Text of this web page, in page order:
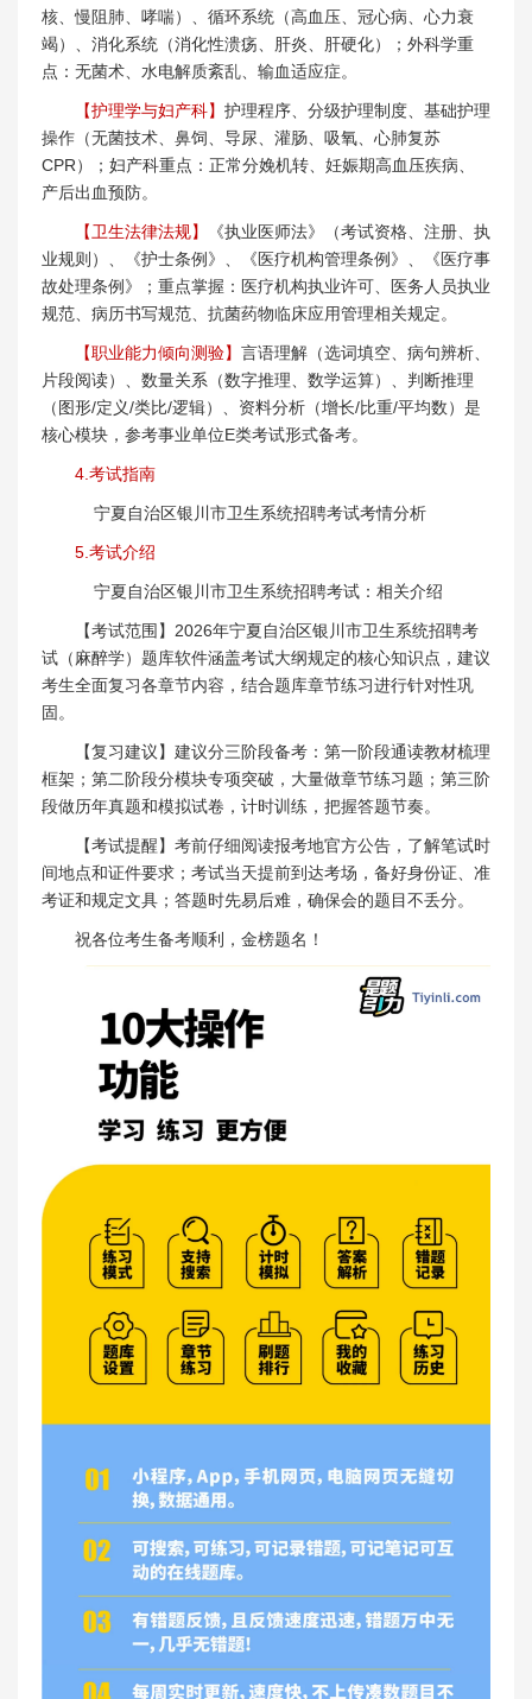
核、慢阻肺、哮喘）、循环系统（高血压、冠心病、心力衰
竭）、消化系统（消化性溃疡、肝炎、肝硬化）；外科学重
点：无菌术、水电解质紊乱、输血适应症。
【护理学与妇产科】 护理程序、分级护理制度、基础护理
操作（无菌技术、鼻饲、导尿、灌肠、吸氧、心肺复苏
CPR）；妇产科重点：正常分娩机转、妊娠期高血压疾病、
产后出血预防。
【卫生法律法规】
《执业医师法》（考试资格、注册、执
业规则）、《护士条例》、《医疗机构管理条例》、《医疗事
故处理条例》；重点掌握：医疗机构执业许可、医务人员执业
规范、病历书写规范、抗菌药物临床应用管理相关规定。
【职业能力倾向测验】 言语理解（选词填空、病句辨析、
片段阅读）、数量关系（数字推理、数学运算）、判断推理
（图形/定义/类比/逻辑）、资料分析（增长/比重/平均数）是
核心模块，参考事业单位E类考试形式备考。
4.考试指南
宁夏自治区银川市卫生系统招聘考试考情分析
5.考试介绍
宁夏自治区银川市卫生系统招聘考试：相关介绍
【考试范围】2026年宁夏自治区银川市卫生系统招聘考
试（麻醉学）题库软件涵盖考试大纲规定的核心知识点，建议
考生全面复习各章节内容，结合题库章节练习进行针对性巩
固。
【复习建议】建议分三阶段备考：第一阶段通读教材梳理
框架；第二阶段分模块专项突破，大量做章节练习题；第三阶
段做历年真题和模拟试卷，计时训练，把握答题节奏。
【考试提醒】考前仔细阅读报考地官方公告，了解笔试时
间地点和证件要求；考试当天提前到达考场，备好身份证、准
考证和规定文具；答题时先易后难，确保会的题目不丢分。
祝各位考生备考顺利，金榜题名！